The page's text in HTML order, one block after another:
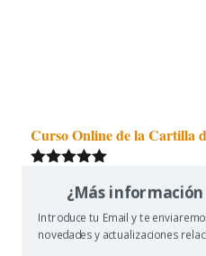
Curso Online de la Cartilla
de 5
¿Más
Introduce tu Email y te
novedades y actualizaciones